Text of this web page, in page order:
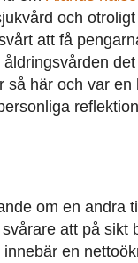
och
att få
här och var en
om en andra
att på sikt
en